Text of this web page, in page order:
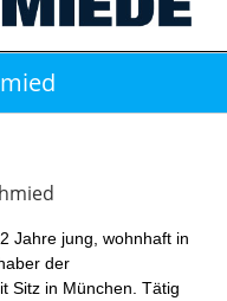
Jahre jung, wohnhaft in
der
Sitz in München. Tätig